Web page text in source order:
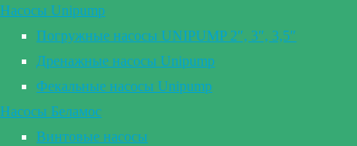
Насосы Unipump
Погружные насосы UNIPUMP 2″, 3″, 3,5″
Дренажные насосы Unipump
Фекальные насосы Unipump
Насосы Беламос
Винтовые насосы